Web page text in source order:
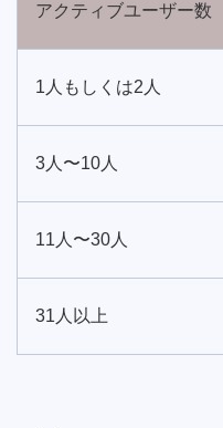
アクティブユーザー数
1人もしくは2人
3人〜10人
11人〜30人
31人以上